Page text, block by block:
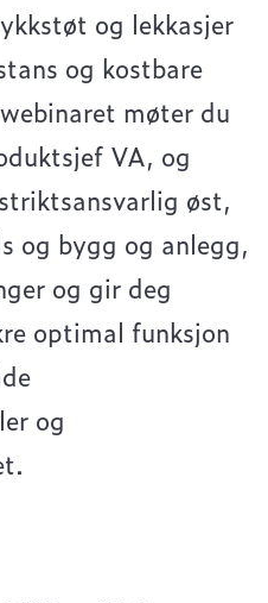
og lekkasjer
og kostbare
møter du
VA, og
øst,
og bygg og anlegg,
og gir deg
optimal funksjon
og